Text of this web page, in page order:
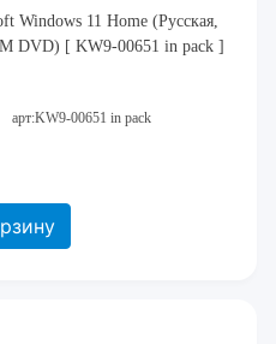
Windows 11 Home (Русская,
DVD) [ KW9-00651 in pack ]
арт:KW9-00651 in pack